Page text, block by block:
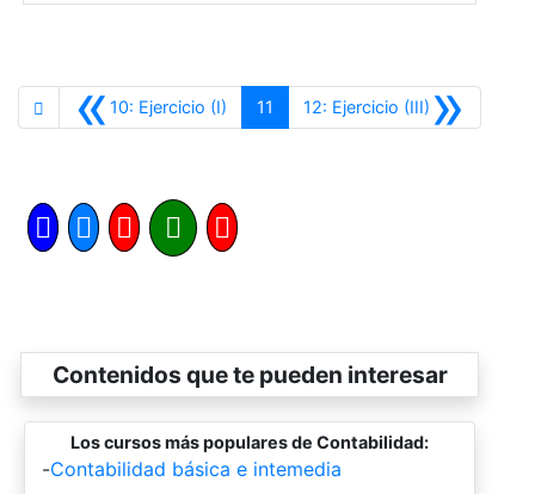
«10: Ejercicio (I) Anterior
11 »
12: Ejercicio (III) Siguiente
Contenidos que te pueden interesar
Los cursos más populares de Contabilidad:
-Contabilidad básica e intemedia